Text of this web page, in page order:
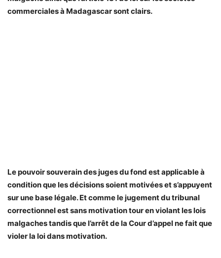
commerciales à Madagascar sont clairs.
Le pouvoir souverain des juges du fond est applicable à
condition que les décisions soient motivées et s’appuyent
sur une base légale. Et comme le jugement du tribunal
correctionnel est sans motivation tour en violant les lois
malgaches tandis que l’arrêt de la Cour d’appel ne fait que
violer la loi dans motivation.